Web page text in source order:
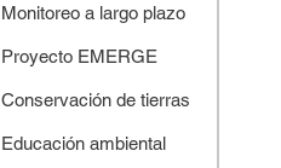
Monitoreo a largo plazo
Proyecto EMERGE
Conservación de tierras
Educación ambiental